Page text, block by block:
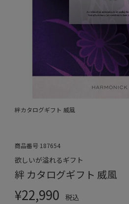
絆カタログギフト 威風
商品番号 187654
欲しいが溢れるギフト
絆 カタログギフト 威風
¥22,990
税込